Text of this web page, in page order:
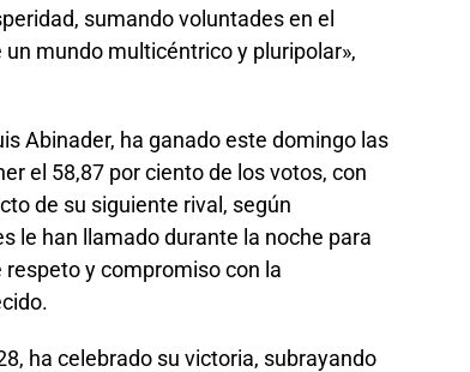
sumando voluntades en el
mundo multicéntrico y pluripolar»,
Abinader, ha ganado este domingo las
el 58,87 por ciento de los votos, con
de su siguiente rival, según
le han llamado durante la noche para
y compromiso con la
ha celebrado su victoria, subrayando